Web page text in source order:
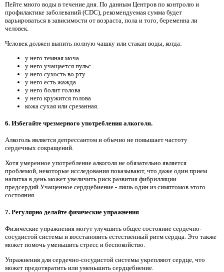
Пейте много воды в течение дня. По данным Центров по контролю и
профилактике заболеваний (CDC), рекомендуемая сумма будет
варьироваться в зависимости от возраста, пола и того, беременна ли
человек.
Человек должен выпить полную чашку или стакан воды, когда:
у него темная моча
у него учащается пульс
у него сухость во рту
у него есть жажда
у него болит голова
у него кружится голова
кожа сухая или срезанная.
6. Избегайте чрезмерного употребления алкоголя.
Алкоголь является депрессантом и обычно не повышает частоту
сердечных сокращений.
Хотя умеренное употребление алкоголя не обязательно является
проблемой, некоторые исследования показывают, что даже один прием
напитка в день может увеличить риск развития фибрилляции
предсердий.Учащенное сердцебиение - лишь один из симптомов этого
состояния.
7. Регулярно делайте физические упражнения
Физические упражнения могут улучшить общее состояние сердечно-
сосудистой системы и восстановить естественный ритм сердца. Это также
может помочь уменьшить стресс и беспокойство.
Упражнения для сердечно-сосудистой системы укрепляют сердце, что
может предотвратить или уменьшить сердцебиение.